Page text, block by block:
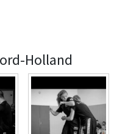
Holland